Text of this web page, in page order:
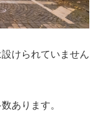
けられていません
あります。